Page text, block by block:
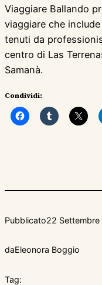
Viaggiare Ballando
viaggiare che
tenuti da
centro di Las
Samanà.
Condividi:
Pubblicato22 Settembre
daEleonora Boggio
Tag: